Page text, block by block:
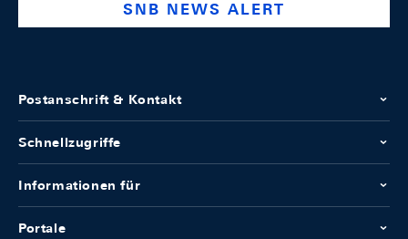
SNB NEWS ALERT
Postanschrift & Kontakt
Schnellzugriffe
Informationen für
Portale